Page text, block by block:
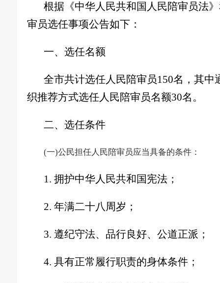
根据《中华人民共和国人民陪审员法
审员选任事项公告如下 ：
一、选任名额
全市共计选任人民陪审员150名 ， 其中
织推荐方式选任人民陪审员名额30名。
二、选任条件
(一)公民担任人民陪审员应当具备的条件 ：
1. 拥护中华人民共和国宪法 ；
2. 年满二十八周岁 ；
3. 遵纪守法、品行良好、公道正派 ；
4. 具有正常履行职责的身体条件 ；